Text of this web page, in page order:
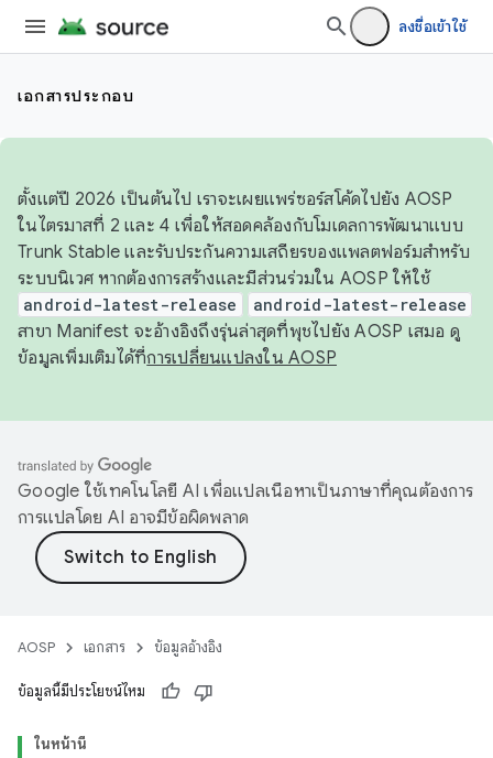
ลงชื่อเข้าใช้
เอกสารประกอบ
ตั้งแต่ปี 2026 เป็นต้นไป เราจะเผยแพร่ซอร์สโค้ดไปยัง AOSP
ในไตรมาสที่ 2 และ 4 เพื่อให้สอดคล้องกับโมเดลการพัฒนาแบบ
Trunk Stable และรับประกันความเสถียรของแพลตฟอร์มสำหรับ
ระบบนิเวศ หากต้องการสร้างและมีส่วนร่วมใน AOSP ให้ใช้
android-latest-release android-latest-release
สาขา Manifest จะอ้างอิงถึงรุ่นล่าสุดที่พุชไปยัง AOSP เสมอ ดู
ข้อมูลเพิ่มเติมได้ที่การเปลี่ยนแปลงใน AOSP
Google ใช้เทคโนโลยี AI เพื่อแปลเนื้อหาเป็นภาษาที่คุณต้องการ
การแปลโดย AI อาจมีข้อผิดพลาด
AOSP เอกสาร ข้อมูลอ้างอิง
ข้อมูลนี้มีประโยชน์ไหม
ในหน้านี้